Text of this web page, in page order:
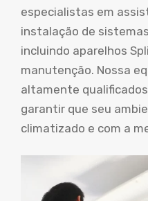
especialistas em
instalação de
incluindo aparelhos
manutenção. Nossa
altamente
garantir que seu
climatizado e com a